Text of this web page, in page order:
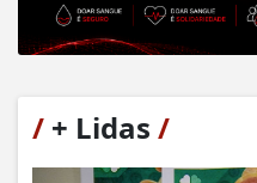
/ + Lidas /